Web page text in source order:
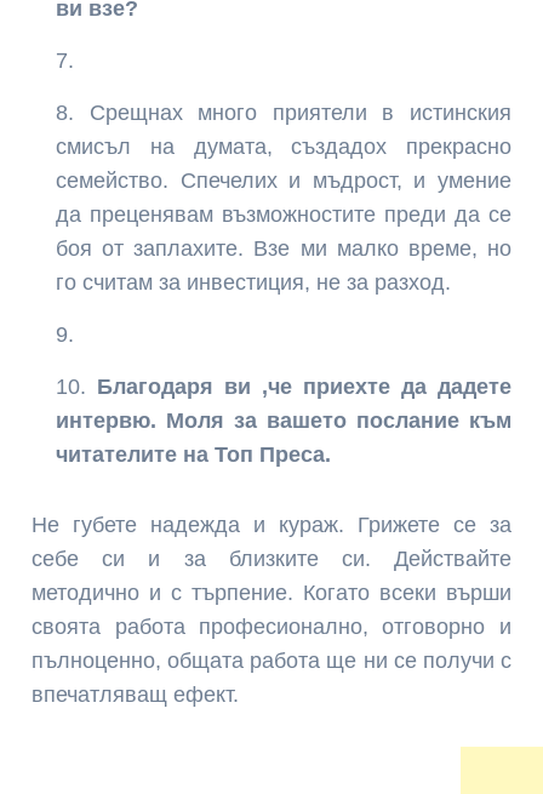
ви взе?
Срещнах много приятели в истинския
смисъл на думата, създадох прекрасно
семейство. Спечелих и мъдрост, и умение
да преценявам възможностите преди да се
боя от заплахите. Взе ми малко време, но
го считам за инвестиция, не за разход.
Благодаря ви ,че приехте да дадете
интервю. Моля за вашето послание към
читателите на Топ Преса.
Не губете надежда и кураж. Грижете се за
себе си и за близките си. Действайте
методично и с търпение. Когато всеки върши
своята работа професионално, отговорно и
пълноценно, общата работа ще ни се получи с
впечатляващ ефект.